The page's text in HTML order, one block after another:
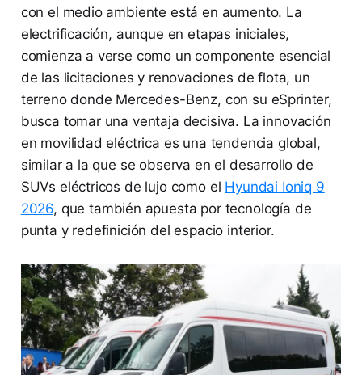
con el medio ambiente está en aumento. La
electrificación, aunque en etapas iniciales,
comienza a verse como un componente esencial
de las licitaciones y renovaciones de flota, un
terreno donde Mercedes-Benz, con su eSprinter,
busca tomar una ventaja decisiva. La innovación
en movilidad eléctrica es una tendencia global,
similar a la que se observa en el desarrollo de
SUVs eléctricos de lujo como el Hyundai Ioniq 9
2026, que también apuesta por tecnología de
punta y redefinición del espacio interior.